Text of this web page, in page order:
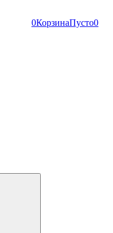
0КорзинаПусто0